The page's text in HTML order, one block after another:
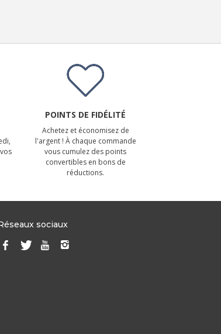
POINTS DE FIDÉLITÉ
Achetez et économisez de
l'argent ! À chaque commande
vous cumulez des points
convertibles en bons de
réductions.
sociaux